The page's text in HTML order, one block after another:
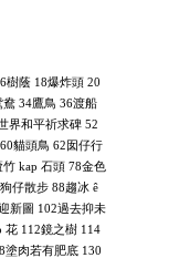
樹蔭 18爆炸頭 20
34鷹鳥 36渡船
界和平祈求碑 52
貓頭鳥 62囡仔行
kap 石頭 78金色
仔散步 88趨冰 ê
新圖 102過去抑未
花 112鏡之樹 114
塗肉若有肥底 130